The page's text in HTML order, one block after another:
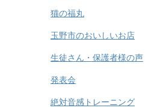
猫の福丸
玉野市のおいしいお店
生徒さん・保護者様の声
発表会
絶対音感トレーニング